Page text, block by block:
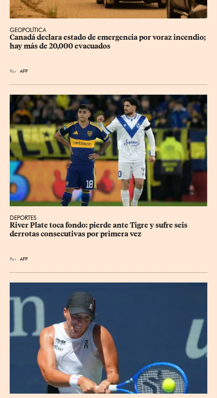
GEOPOLÍTICA
Canadá declara estado de emergencia por voraz incendio;
hay más de 20,000 evacuados
Por AFP
DEPORTES
River Plate toca fondo: pierde ante Tigre y sufre seis
derrotas consecutivas por primera vez
Por AFP